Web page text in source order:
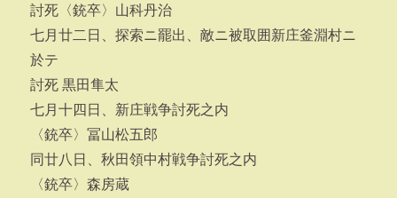
討死〈銃卒〉山科丹治
七月廿二日、探索ニ罷出、敵ニ被取囲新庄釜淵村ニ
於テ
討死 黒田隼太
七月十四日、新庄戦争討死之内
〈銃卒〉冨山松五郎
同廿八日、秋田領中村戦争討死之内
〈銃卒〉森房蔵